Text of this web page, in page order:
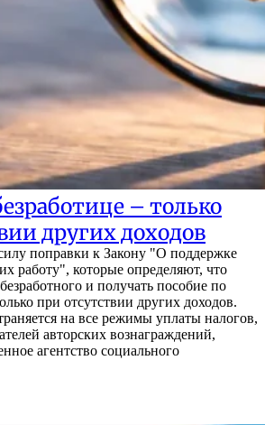
– только
других доходов
поправки к Закону "О поддержке
работу", которые определяют, что
и получать пособие по
при отсутствии других доходов.
на все режимы уплаты налогов,
авторских вознаграждений,
агентство социального